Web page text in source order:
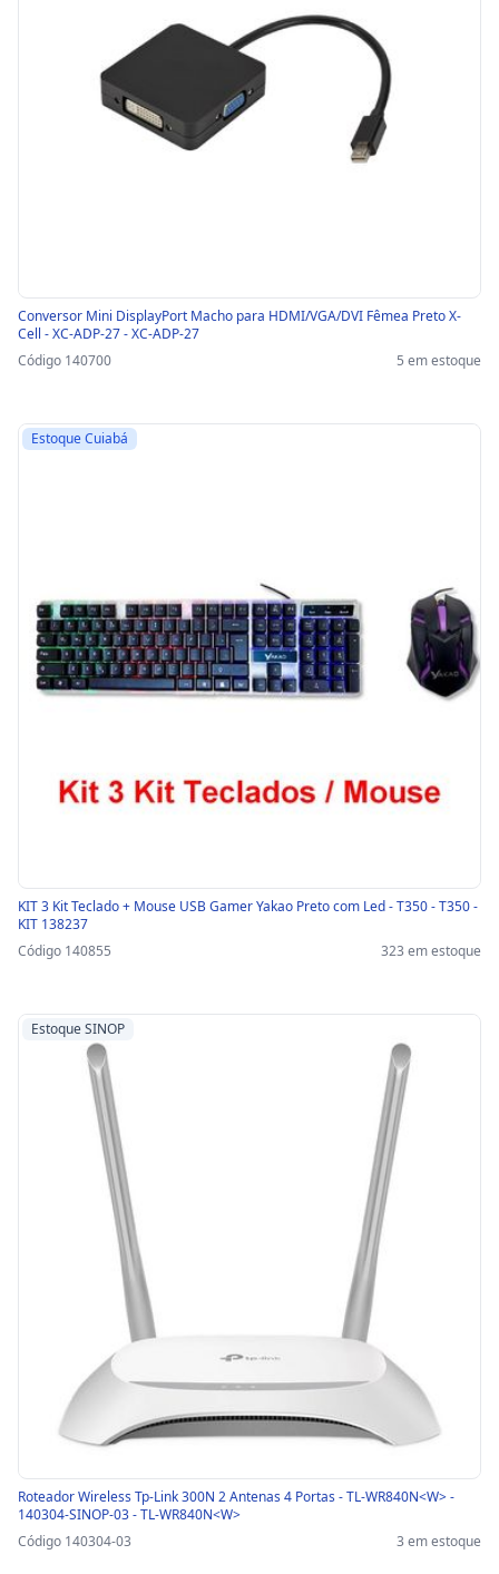
Conversor Mini DisplayPort Macho para HDMI/VGA/DVI Fêmea Preto X-
Cell - XC-ADP-27 - XC-ADP-27
Código 140700
5 em estoque
Estoque Cuiabá
KIT 3 Kit Teclado + Mouse USB Gamer Yakao Preto com Led - T350 - T350 -
KIT 138237
Código 140855
323 em estoque
Estoque SINOP
Roteador Wireless Tp-Link 300N 2 Antenas 4 Portas - TL-WR840N<W> -
140304-SINOP-03 - TL-WR840N<W>
Código 140304-03
3 em estoque